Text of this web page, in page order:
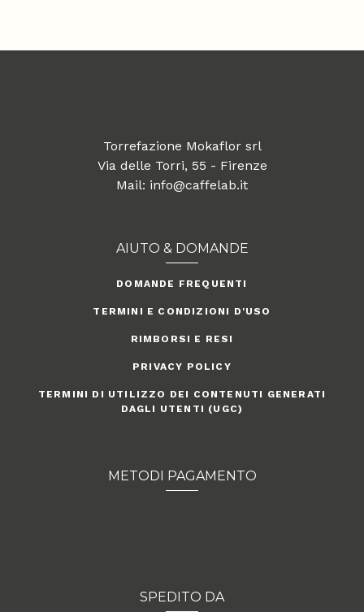
Torrefazione Mokaflor srl
Via delle Torri, 55 - Firenze
Mail: info@caffelab.it
AIUTO & DOMANDE
DOMANDE FREQUENTI
TERMINI E CONDIZIONI D'USO
RIMBORSI E RESI
PRIVACY POLICY
TERMINI DI UTILIZZO DEI CONTENUTI GENERATI
DAGLI UTENTI (UGC)
METODI PAGAMENTO
SPEDITO DA